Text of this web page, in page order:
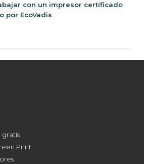
con un impresor certificado
por EcoVadis
gratis
Print